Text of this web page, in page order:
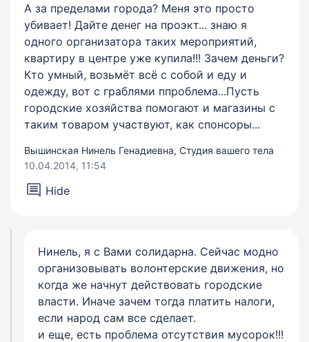
А за пределами города? Меня это просто
убивает! Дайте денег на проэкт... знаю я
одного организатора таких мероприятий,
квартиру в центре уже купила!!! Зачем деньги?
Кто умный, возьмёт всё с собой и еду и
одежду, вот с граблями ппроблема...Пусть
городские хозяйства помогают и магазины с
таким товаром участвуют, как спонсоры...
Вышинская Нинель Генадиевна, Студия вашего тела
10.04.2014, 11:54
Hide
Нинель, я с Вами солидарна. Сейчас модно
организовывать волонтерские движения, но
когда же начнут действовать городские
власти. Иначе зачем тогда платить налоги,
если народ сам все сделает.
и еще, есть проблема отсутствия мусорок!!!